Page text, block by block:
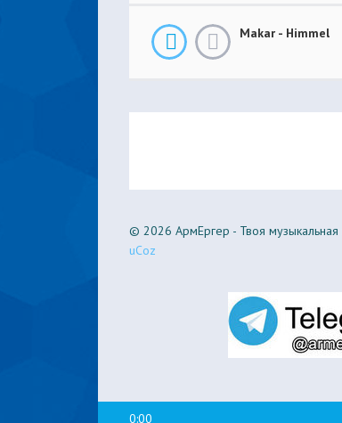
Makar - Himmel
© 2026 АрмЕргер - Твоя музыкальная
uCoz
0:00